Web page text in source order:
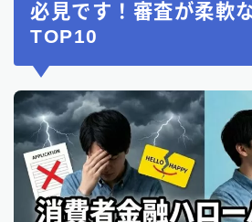
必見です！審査が柔軟
TOP10